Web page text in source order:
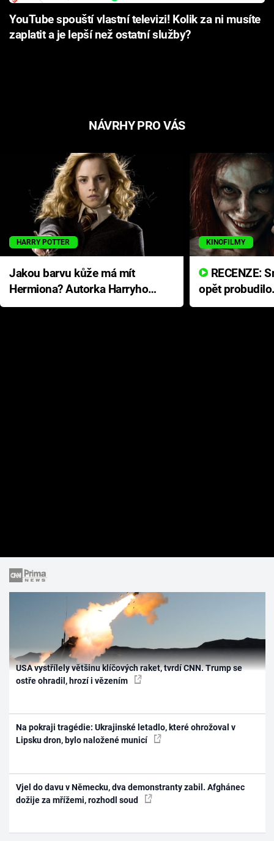
YouTube spouští vlastní televizi! Kolik za ni musíte
zaplatit a je lepší než ostatní služby?
NÁVRHY PRO VÁS
HARRY POTTER
Jakou barvu kůže má mít
Hermiona? Autorka Harryho
Pottera přišla s ráznou
KINOFILMY
opět
přichází s
USA vystřílely většinu klíčových raket, tvrdí CNN. Trump se
ostře ohradil, hrozí i vězením
Na pokraji tragédie: Ukrajinské letadlo, které ohrožoval v
Lipsku dron, bylo naložené municí
Vjel do davu v Německu, dva demonstranty zabil. Afghánec
dožije za mřížemi, rozhodl soud